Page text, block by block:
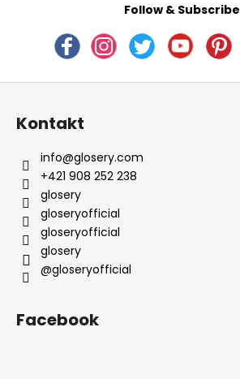
Follow & Subscribe
Z
Kontakt
info@glosery.com
+421 908 252 238
glosery
gloseryofficial
gloseryofficial
glosery
@gloseryofficial
Facebook